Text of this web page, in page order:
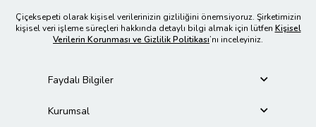
Çiçeksepeti olarak kişisel verilerinizin gizliliğini önemsiyoruz. Şirketimizin
kişisel veri işleme süreçleri hakkında detaylı bilgi almak için lütfen Kişisel
Verilerin Korunması ve Gizlilik Politikası’nı inceleyiniz.
Faydalı Bilgiler
Kurumsal